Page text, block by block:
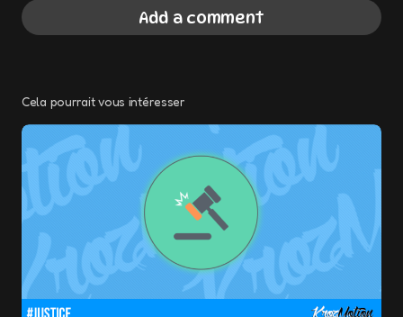
Add a comment
Votre adresse e-mail ne sera pas publiée.
Les champs obligatoires sont indiqués avec
*
Message
Cela pourrait vous intéresser